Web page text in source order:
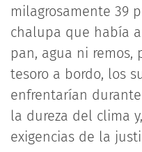
milagrosamente 39
chalupa que había
pan, agua ni remos,
tesoro a bordo, los
enfrentarían
la dureza del clima
exigencias de la